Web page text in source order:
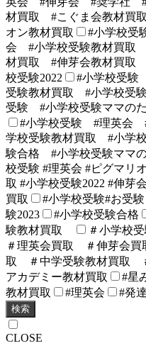
材買取 #こぐま会教材買
オン教材買取
#小学校
会 #小学校受験教材買取
材買取 #伸芽会教材買取
校受験2022
#小学校受
受験教材買取 #小学校受
受験 #小学校受験ママの
#小学校受験 #理英会
学校受験教材買取 #小学
験合格 #小学校受験ママ
校受験 #理英会 #ピグマリ
取 #小学校受験2022 #伸芽
買取
#小学校受験#お受験
験2023
#小学校受験合格
験教材買取
＃小学校
＃理英会買取 ＃伸芽会買
取 ＃中学受験教材買取
アカデミー教材買取
#星
教材買取
#理英会 #発
検索
CLOSE